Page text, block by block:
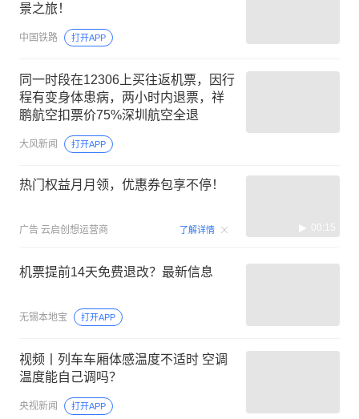
景之旅！
中国铁路 打开APP
同一时段在12306上买往返机票，因行
程有变身体患病，两小时内退票，祥
鹏航空扣票价75%深圳航空全退
大风新闻 打开APP
热门权益月月领，优惠券包享不停！
广告 云启创想运营商 了解详情 00:15
机票提前14天免费退改？最新信息
无锡本地宝 打开APP
视频丨列车车厢体感温度不适时 空调
温度能自己调吗？
央视新闻 打开APP